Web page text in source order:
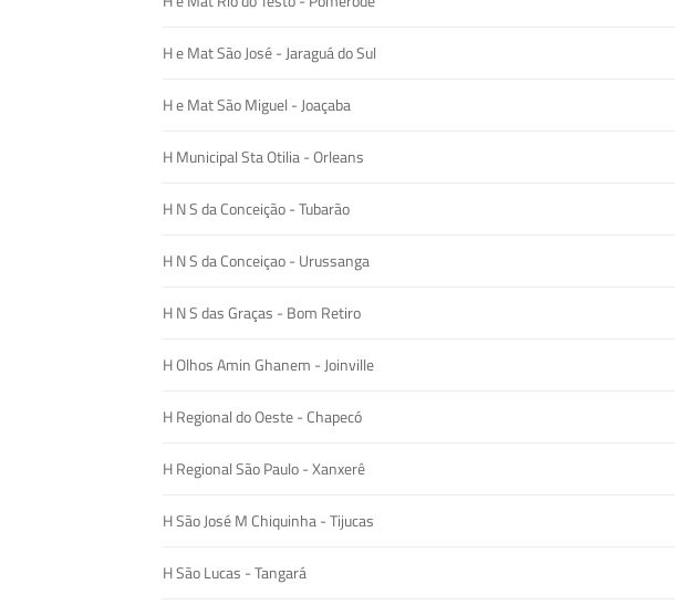
H e Mat São José - Jaraguá do Sul
H e Mat São Miguel - Joaçaba
H Municipal Sta Otilia - Orleans
H N S da Conceição - Tubarão
H N S da Conceiçao - Urussanga
H N S das Graças - Bom Retiro
H Olhos Amin Ghanem - Joinville
H Regional do Oeste - Chapecó
H Regional São Paulo - Xanxerê
H São José M Chiquinha - Tijucas
H São Lucas - Tangará